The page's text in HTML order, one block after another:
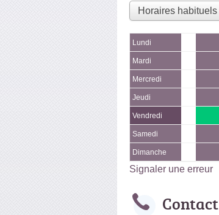
Lundi
Mardi
Mercredi
Jeudi
Vendredi
Samedi
Dimanche
Signaler une erreur
Contact